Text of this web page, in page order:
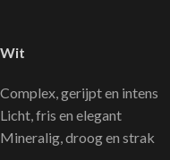
Wit
Complex, gerijpt en intens
Licht, fris en elegant
Mineralig, droog en strak